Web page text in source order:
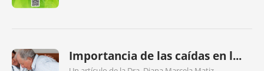
Importancia de las caídas en l...